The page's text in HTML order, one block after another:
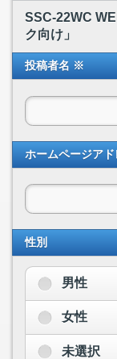
SSC-22WC
ク向け」
投稿者名 ※
ホームページアド
性別
男性
女性
未選択